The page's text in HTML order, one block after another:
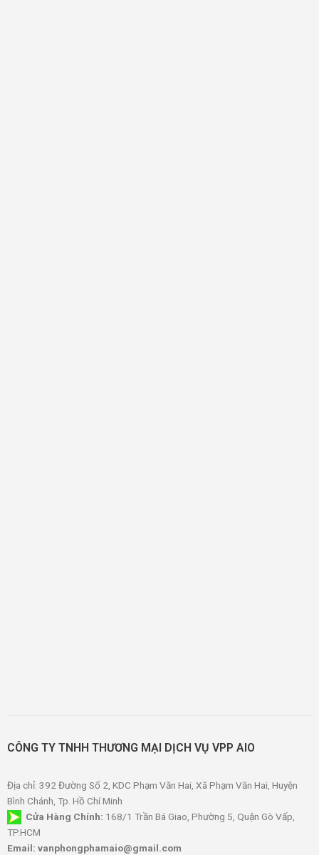
CÔNG TY TNHH THƯƠNG MẠI DỊCH VỤ VPP AIO
Địa chỉ: 392 Đường Số 2, KDC Phạm Văn Hai, Xã Phạm Văn Hai, Huyện
Bình Chánh, Tp. Hồ Chí Minh
Cửa Hàng Chính: 168/1 Trần Bá Giao, Phường 5, Quận Gò Vấp,
TP.HCM
Email: vanphongphamaio@gmail.com